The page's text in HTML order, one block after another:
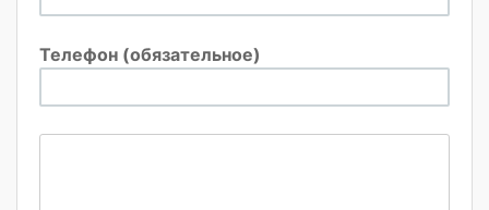
Телефон (обязательное)